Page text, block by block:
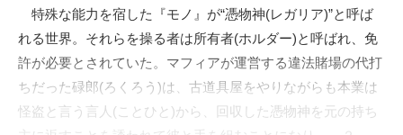
特殊な能力を宿した『モノ』が“憑物神(レガリア)”と呼ば
れる世界。それらを操る者は所有者(ホルダー)と呼ばれ、免
許が必要とされていた。マフィアが運営する違法賭場の代打
ちだった碌郎(ろくろう)は、古道具屋をやりながらも本業は
怪盗と言う言人(ことひと)から、回収した憑物神を元の持ち